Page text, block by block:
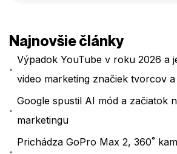
Najnovšie články
Výpadok YouTube v roku 2026 a
video marketing značiek tvorcov a
Google spustil AI mód a začiatok
marketingu
Prichádza GoPro Max 2, 360˚